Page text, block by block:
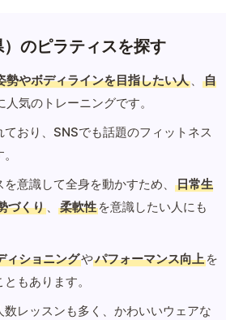
のピラティスを探す
勢やボディラインを目指したい人 、
自
人気のトレーニングです。
おり、SNSでも話題のフィットネス
意識して全身を動かすため、
日常生
づくり 、 柔軟性 を意識したい人にも
ィショニングやパフォーマンス向上 を
もあります。
レッスンも多く、かわいいウェアな